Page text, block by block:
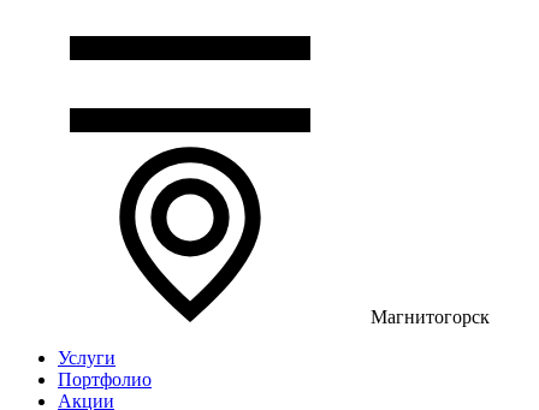
Магнитогорск
Услуги
Портфолио
Акции